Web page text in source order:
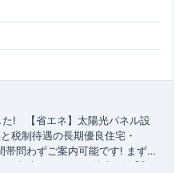
す。
せください。
!
【省エネ】太陽光パネル設
税制待遇の長期優良住宅・
帯問わずご案内可能です! まずは
!
東武スカイツリーライン「新
、クリニックなど 徒歩7分 以内